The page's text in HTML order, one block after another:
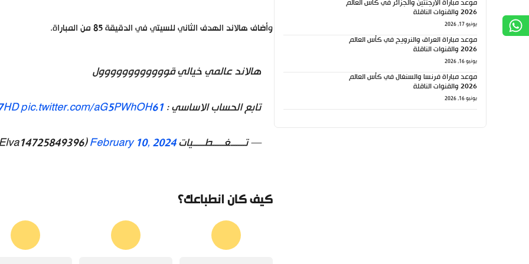
وأضاف هالاند الهدف الثاني للسيتي في الدقيقة 85 من المباراة.
هالاند عالمي خيالي قوووووووووووول
تابع الحساب الاساسي : Via:pic.twitter.com/aG5PWhOH61
— تــــــغـــــطـــــيات HD (@Elva14725849396)February 10, 2024
كيف كان انطباعك؟
موعد مباراة الأرجنتين والجزائر في كأس العالم
2026 والقنوات الناقلة
يونيو 17, 2026
موعد مباراة العراق والنرويج في كأس العالم
2026 والقنوات الناقلة
يونيو 16, 2026
موعد مباراة فرنسا والسنغال في كأس العالم
2026 والقنوات الناقلة
يونيو 16, 2026